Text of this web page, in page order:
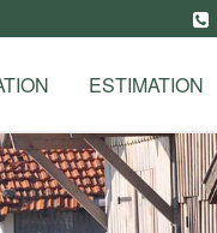
ESTIMATION